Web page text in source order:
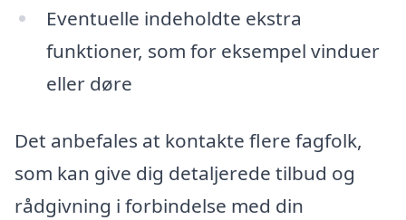
Eventuelle indeholdte ekstra
funktioner, som for eksempel vinduer
eller døre
Det anbefales at kontakte flere fagfolk,
som kan give dig detaljerede tilbud og
rådgivning i forbindelse med din